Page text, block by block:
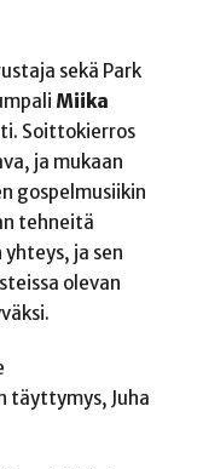
sekä Park
Miika
Soittokierros
ja mukaan
gospelmusiikin
tehneitä
ja sen
olevan
täyttymys, Juha